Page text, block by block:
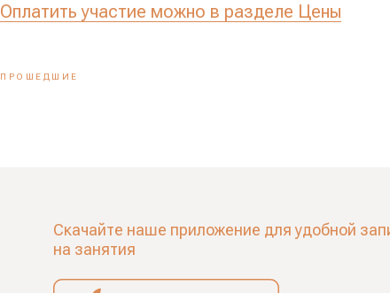
Оплатить участие можно в разделе Цены
ПРОШЕДШИЕ
Скачайте наше приложение для удобной
на занятия